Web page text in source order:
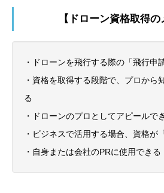
【ドローン資格取得の
・ドローンを飛行する際の「飛行申
・資格を取得する段階で、プロから
る
・ドローンのプロとしてアピールで
・ビジネスで活用する場合、資格が
・自身または会社のPRに使用できる